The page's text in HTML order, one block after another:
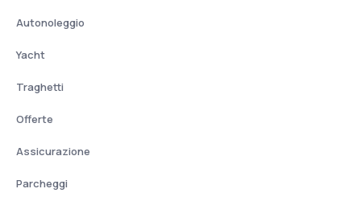
Autonoleggio
Yacht
Traghetti
Offerte
Assicurazione
Parcheggi